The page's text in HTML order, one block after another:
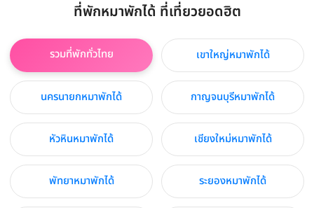
ที่พักหมาพักได้ ที่เที่ยวยอดฮิต
รวมที่พักทั่วไทย เขาใหญ่หมาพักได้
นครนายกหมาพักได้ กาญจนบุรีหมาพักได้
หัวหินหมาพักได้ เชียงใหม่หมาพักได้
พัทยาหมาพักได้ ระยองหมาพักได้